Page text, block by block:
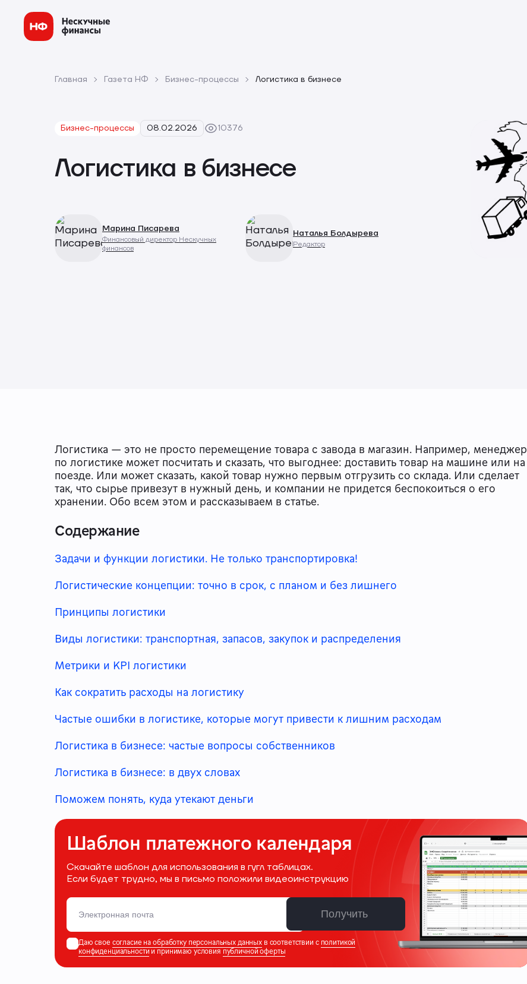
Главная Газета НФ Бизнес-процессы Логистика в бизнесе
Бизнес-процессы 08.02.2026 10376
Логистика в бизнесе
Марина Писарева
Финансовый директор Нескучных
финансов
Наталья Болдырева
Редактор
Логистика — это не просто перемещение товара с завода в магазин. Например, менеджер
по логистике может посчитать и сказать, что выгоднее: доставить товар на машине или на
поезде. Или может сказать, какой товар нужно первым отгрузить со склада. Или сделает
так, что сырье привезут в нужный день, и компании не придется беспокоиться о его
хранении. Обо всем этом и рассказываем в статье.
Содержание
Задачи и функции логистики. Не только транспортировка!
Логистические концепции: точно в срок, с планом и без лишнего
Принципы логистики
Виды логистики: транспортная, запасов, закупок и распределения
Метрики и KPI логистики
Как сократить расходы на логистику
Частые ошибки в логистике, которые могут привести к лишним расходам
Логистика в бизнесе: частые вопросы собственников
Логистика в бизнесе: в двух словах
Поможем понять, куда утекают деньги
Шаблон платежного календаря
Скачайте шаблон для использования в гугл таблицах.
Если будет трудно, мы в письмо положили видеоинструкцию
Получить
Даю свое согласие на обработку персональных данных в соответствии с политикой
конфиденциальностии принимаю условияпубличной оферты